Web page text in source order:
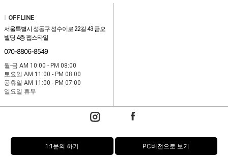
l OFFLINE
서울특별시 성동구 성수이로 22길 43 금오
빌딩 4층 팹스타일
070-8806-8549
월-금 AM 10:00 - PM 08:00
토요일 AM 11:00 - PM 08:00
공휴일 AM 11:00 - PM 07:00
일요일 휴무
1:1문의 하기 PC버전으로 보기